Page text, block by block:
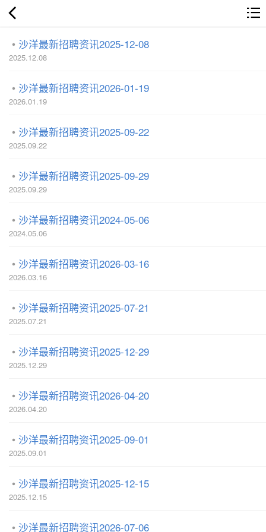
沙洋最新招聘资讯2025-12-08
2025.12.08
沙洋最新招聘资讯2026-01-19
2026.01.19
沙洋最新招聘资讯2025-09-22
2025.09.22
沙洋最新招聘资讯2025-09-29
2025.09.29
沙洋最新招聘资讯2024-05-06
2024.05.06
沙洋最新招聘资讯2026-03-16
2026.03.16
沙洋最新招聘资讯2025-07-21
2025.07.21
沙洋最新招聘资讯2025-12-29
2025.12.29
沙洋最新招聘资讯2026-04-20
2026.04.20
沙洋最新招聘资讯2025-09-01
2025.09.01
沙洋最新招聘资讯2025-12-15
2025.12.15
沙洋最新招聘资讯2026-07-06